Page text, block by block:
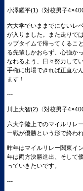
小澤耀平(1)〈対校男子
六大学でいままでにないレ
が入りました。また走りで
ップタイムで帰ってくるこ
る先輩しかおらず、心強か
なれるよう、日々努力して
手権に出場できれば正直な
ます！
---
川上大智(2)〈対校男子
六大学陸上でのマイルリレ
ー戦が優勝という形で終わ
昨年はマイルリレー関東イ
年は両方決勝進出、そして
っていきたいです。
---